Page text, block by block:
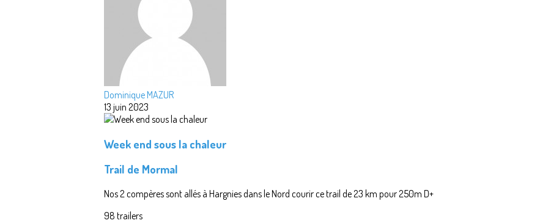
Dominique MAZUR
13 juin 2023
Week end sous la chaleur
Trail de Mormal
Nos 2 compères sont allés à Hargnies dans le Nord courir ce trail de 23 km pour 250m D+
98 trailers